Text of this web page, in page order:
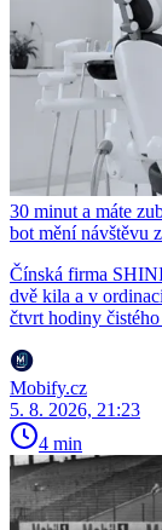
30 minut a máte
bot mění návštěvu
Čínská firma
dvě kila a v
čtvrt hodiny
Mobify.cz
5. 8. 2026, 21:23
4 min